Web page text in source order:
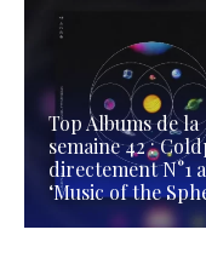
Top Albums de la
semaine 42 :
directement N°1
‘Music of the